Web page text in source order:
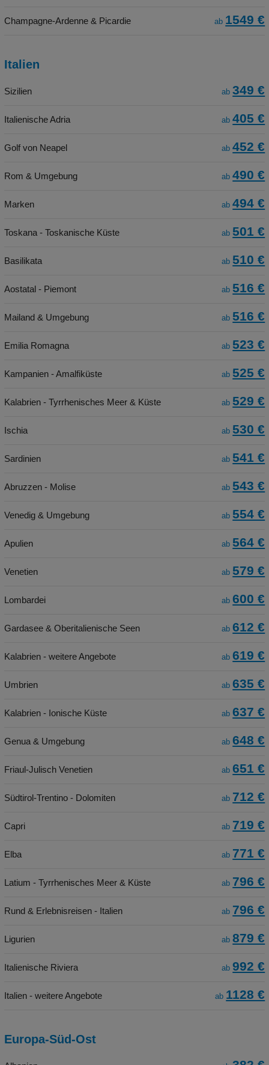
Champagne-Ardenne & Picardie ab 1549 €
Italien
Sizilien ab 349 €
Italienische Adria ab 405 €
Golf von Neapel ab 452 €
Rom & Umgebung ab 490 €
Marken ab 494 €
Toskana - Toskanische Küste ab 501 €
Basilikata ab 510 €
Aostatal - Piemont ab 516 €
Mailand & Umgebung ab 516 €
Emilia Romagna ab 523 €
Kampanien - Amalfiküste ab 525 €
Kalabrien - Tyrrhenisches Meer & Küste ab 529 €
Ischia ab 530 €
Sardinien ab 541 €
Abruzzen - Molise ab 543 €
Venedig & Umgebung ab 554 €
Apulien ab 564 €
Venetien ab 579 €
Lombardei ab 600 €
Gardasee & Oberitalienische Seen ab 612 €
Kalabrien - weitere Angebote ab 619 €
Umbrien ab 635 €
Kalabrien - Ionische Küste ab 637 €
Genua & Umgebung ab 648 €
Friaul-Julisch Venetien ab 651 €
Südtirol-Trentino - Dolomiten ab 712 €
Capri ab 719 €
Elba ab 771 €
Latium - Tyrrhenisches Meer & Küste ab 796 €
Rund & Erlebnisreisen - Italien ab 796 €
Ligurien ab 879 €
Italienische Riviera ab 992 €
Italien - weitere Angebote ab 1128 €
Europa-Süd-Ost